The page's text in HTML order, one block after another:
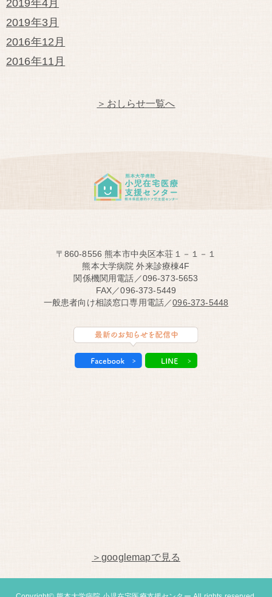
2019年4月
2019年3月
2016年12月
2016年11月
＞おしらせ一覧へ
〒860-8556 熊本市中央区本荘１－１－１
熊本大学病院 外来診療棟4F
関係機関用電話／096-373-5653
FAX／096-373-5449
一般患者向け相談窓口専用電話／096-373-5448
＞googlemapで見る